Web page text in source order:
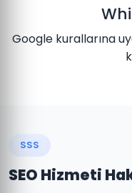
Google kurallarına
SSS
SEO Hizmeti